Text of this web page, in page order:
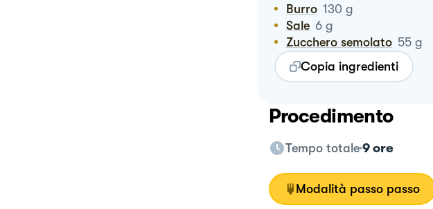
Burro 130 g
Sale 6 g
Zucchero semolato 55 g
Copia ingredienti
Procedimento
Tempo totale 9 ore
Modalità passo passo